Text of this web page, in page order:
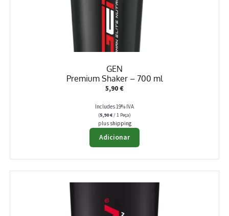
GEN
Premium Shaker – 700 ml
5,90€
Includes 19% IVA
(5,90€ / 1 Peça)
plus shipping
Adicionar